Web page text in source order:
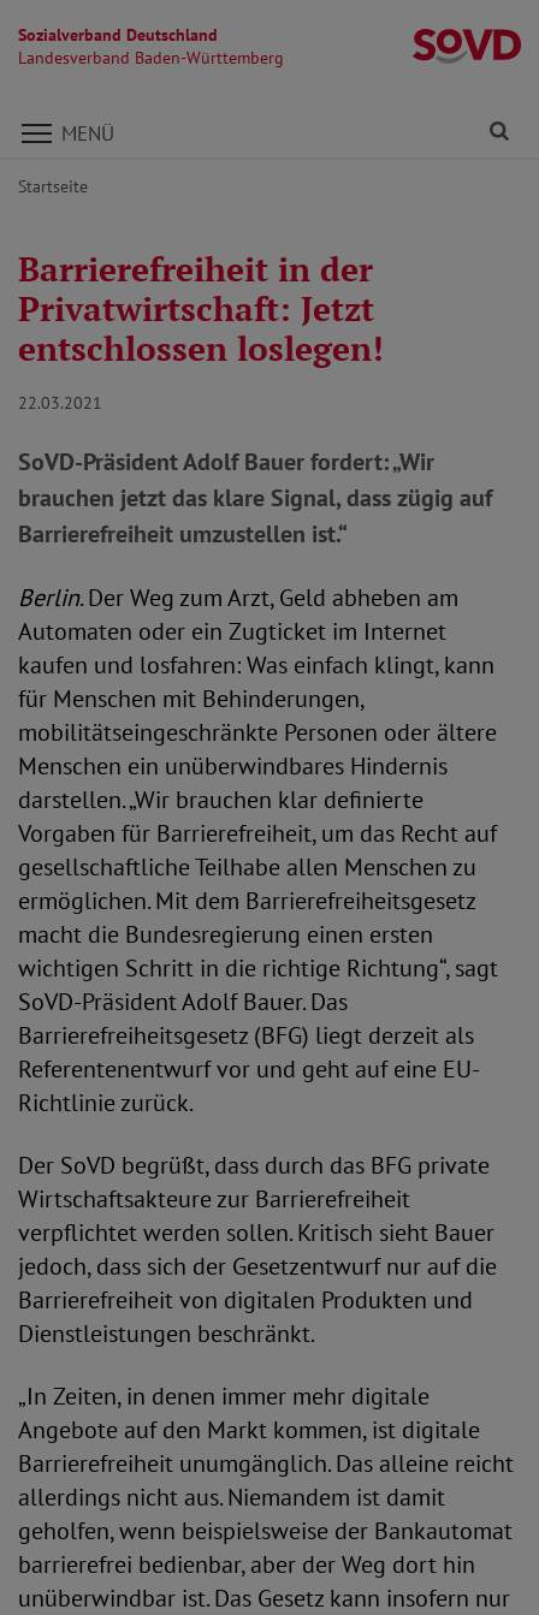
Sozialverband Deutschland
Landesverband Baden-Württemberg
Direkt zu den Inhalten springen
MENÜ
Startseite
Barrierefreiheit in der
Privatwirtschaft: Jetzt
entschlossen loslegen!
22.03.2021
SoVD-Präsident Adolf Bauer fordert: „Wir
brauchen jetzt das klare Signal, dass zügig auf
Barrierefreiheit umzustellen ist.“
Berlin. Der Weg zum Arzt, Geld abheben am
Automaten oder ein Zugticket im Internet
kaufen und losfahren: Was einfach klingt, kann
für Menschen mit Behinderungen,
mobilitätseingeschränkte Personen oder ältere
Menschen ein unüberwindbares Hindernis
darstellen. „Wir brauchen klar definierte
Vorgaben für Barrierefreiheit, um das Recht auf
gesellschaftliche Teilhabe allen Menschen zu
ermöglichen. Mit dem Barrierefreiheitsgesetz
macht die Bundesregierung einen ersten
wichtigen Schritt in die richtige Richtung“, sagt
SoVD-Präsident Adolf Bauer. Das
Barrierefreiheitsgesetz (BFG) liegt derzeit als
Referentenentwurf vor und geht auf eine EU-
Richtlinie zurück.
Der SoVD begrüßt, dass durch das BFG private
Wirtschaftsakteure zur Barrierefreiheit
verpflichtet werden sollen. Kritisch sieht Bauer
jedoch, dass sich der Gesetzentwurf nur auf die
Barrierefreiheit von digitalen Produkten und
Dienstleistungen beschränkt.
„In Zeiten, in denen immer mehr digitale
Angebote auf den Markt kommen, ist digitale
Barrierefreiheit unumgänglich. Das alleine reicht
allerdings nicht aus. Niemandem ist damit
geholfen, wenn beispielsweise der Bankautomat
barrierefrei bedienbar, aber der Weg dort hin
unüberwindbar ist. Das Gesetz kann insofern nur